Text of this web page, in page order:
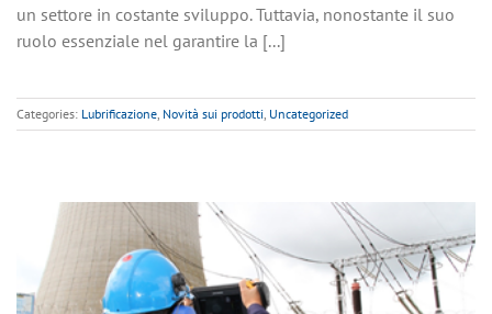
un settore in costante sviluppo. Tuttavia, nonostante il suo
ruolo essenziale nel garantire la [...]
Categories: Lubrificazione, Novità sui prodotti, Uncategorized